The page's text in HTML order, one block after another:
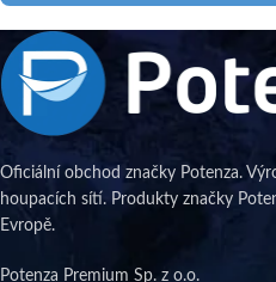
Oficiální obchod značky Potenza.
houpacích sítí. Produkty značky
Evropě.
Potenza Premium Sp. z o.o.